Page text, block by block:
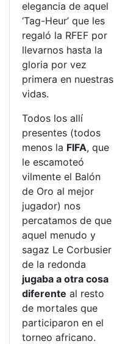
elegancia de aquel
‘Tag-Heur’ que les
regaló la RFEF por
llevarnos hasta la
gloria por vez
primera en nuestras
vidas.
Todos los allí
presentes (todos
menos la FIFA, que
le escamoteó
vilmente el Balón
de Oro al mejor
jugador) nos
percatamos de que
aquel menudo y
sagaz Le Corbusier
de la redonda
jugaba a otra cosa
diferente al resto
de mortales que
participaron en el
torneo africano.